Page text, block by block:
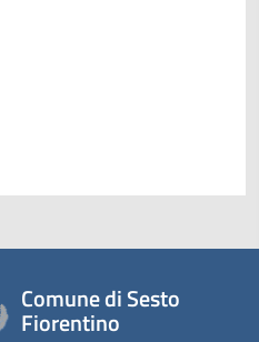
Comune di Sesto
Fiorentino